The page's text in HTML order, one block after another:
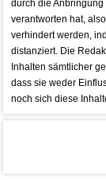
durch die
verantworten hat,
verhindert werden,
distanziert. Die
Inhalten sämtlicher
dass sie weder
noch sich diese